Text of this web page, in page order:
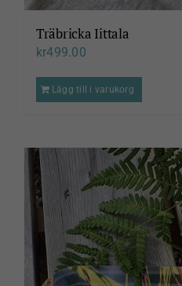
Träbricka Iittala
kr499.00
Lägg till i varukorg